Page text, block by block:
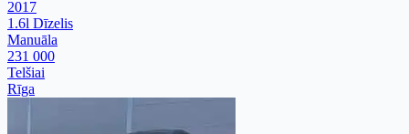
2017
1.6l Dīzelis
Manuāla
231 000
Telšiai
Rīga